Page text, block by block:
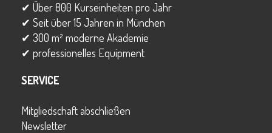
✔ Über 800 Kurseinheiten pro Jahr
✔ Seit über 15 Jahren in München
✔ 300 m² moderne Akademie
✔ professionelles Equipment
SERVICE
Mitgliedschaft abschließen
Newsletter